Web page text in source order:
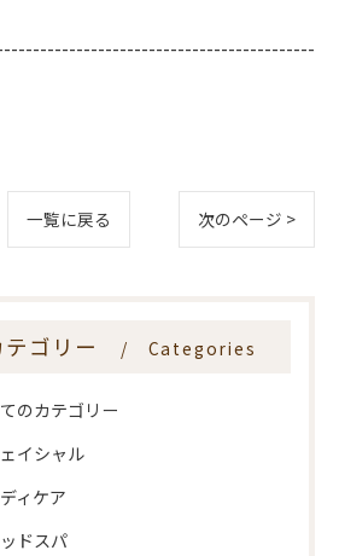
一覧に戻る 次のページ >
テゴリー Categories
のカテゴリー
イシャル
ィケア
ドスパ